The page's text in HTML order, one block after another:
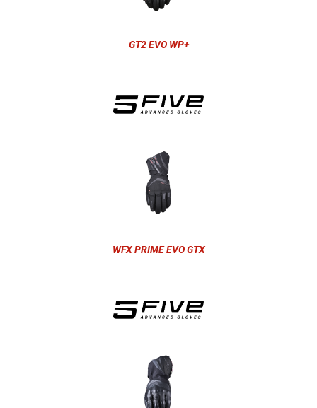
GT2 EVO WP+
WFX PRIME EVO GTX